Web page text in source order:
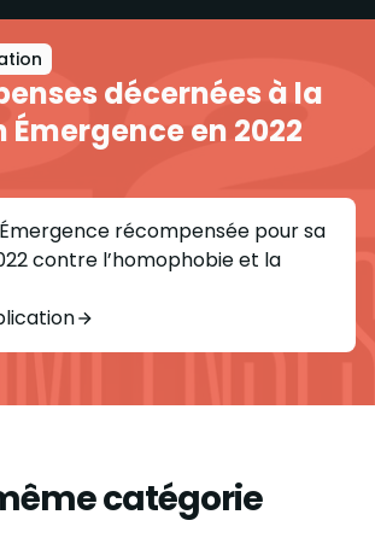
décernées à la
en 2022
récompensée pour sa
contre l’homophobie et la
catégorie